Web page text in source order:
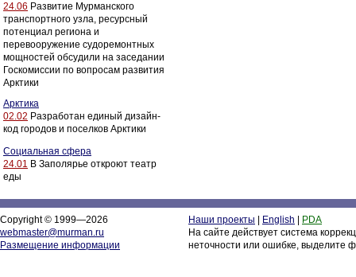
24.06 Развитие Мурманского
транспортного узла, ресурсный
потенциал региона и
перевооружение судоремонтных
мощностей обсудили на заседании
Госкомиссии по вопросам развития
Арктики
Арктика
02.02 Разработан единый дизайн-
код городов и поселков Арктики
Социальная сфера
24.01 В Заполярье откроют театр
еды
Copyright © 1999—2026
webmaster@murman.ru
Размещение информации
Наши проекты English
PDA
На сайте действует система
неточности или ошибке, выделите